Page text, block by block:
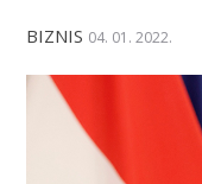
BIZNIS 04. 01. 2022.